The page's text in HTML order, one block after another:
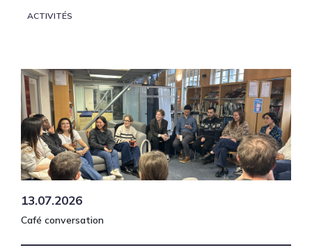
ACTIVITÉS
13.07.2026
Café conversation